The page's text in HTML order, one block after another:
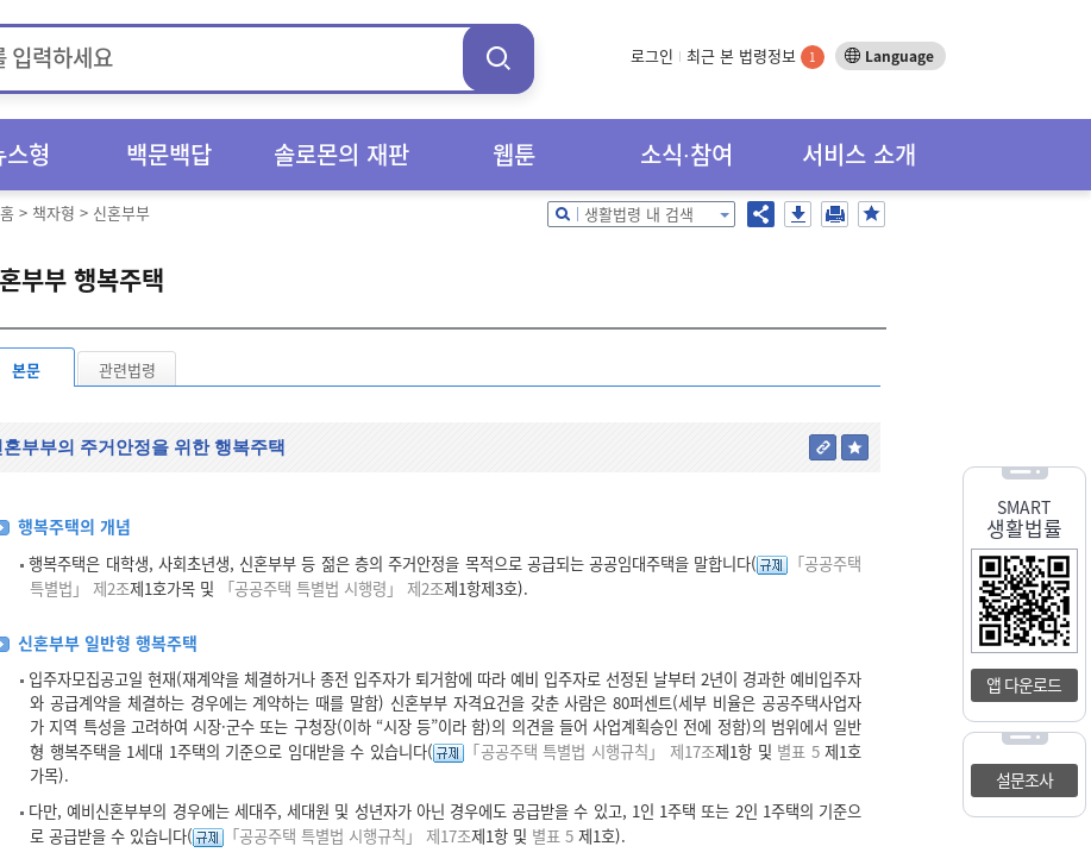
로그인 최근 본 법령정보 1 Language
형 백문백답 솔로몬의 재판 웹툰 소식∙참여 서비스 소개
SMART
생활법률
앱 다운로드
설문조사
홈 > 책자형 > 신혼부부 생활법령 내 검색
부부 행복주택
본문 관련법령
혼부부의 주거안정을 위한 행복주택
행복주택의 개념
행복주택은 대학생, 사회초년생, 신혼부부 등 젊은 층의 주거안정을 목적으로 공급되는 공공임대주택을 말합니다(
「공공주택
특별법」 제2조제1호가목 및 「공공주택 특별법 시행령」 제2조제1항제3호).
신혼부부 일반형 행복주택
입주자모집공고일 현재(재계약을 체결하거나 종전 입주자가 퇴거함에 따라 예비 입주자로 선정된 날부터 2년이 경과한 예비입주자
와 공급계약을 체결하는 경우에는 계약하는 때를 말함) 신혼부부 자격요건을 갖춘 사람은 80퍼센트(세부 비율은 공공주택사업자
가 지역 특성을 고려하여 시장·군수 또는 구청장(이하 “시장 등”이라 함)의 의견을 들어 사업계획승인 전에 정함)의 범위에서 일반
형 행복주택을 1세대 1주택의 기준으로 임대받을 수 있습니다(
「공공주택 특별법 시행규칙」 제17조제1항 및 별표 5제1호
가목).
다만, 예비신혼부부의 경우에는 세대주, 세대원 및 성년자가 아닌 경우에도 공급받을 수 있고, 1인 1주택 또는 2인 1주택의 기준으
로 공급받을 수 있습니다(
「공공주택 특별법 시행규칙」 제17조제1항 및 별표 5 제1호).